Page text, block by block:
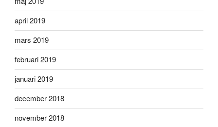
april 2019
mars 2019
februari 2019
januari 2019
december 2018
november 2018